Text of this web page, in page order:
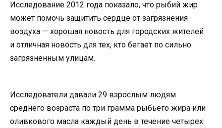
Исследование 2012 года показало, что рыбий жир
может помочь защитить сердце от загрязнения
воздуха — хорошая новость для городских жителей
и отличная новость для тех, кто бегает по сильно
загрязненным улицам.
Исследователи давали 29 взрослым людям
среднего возраста по три грамма рыбьего жира или
оливкового масла каждый день в течение четырех